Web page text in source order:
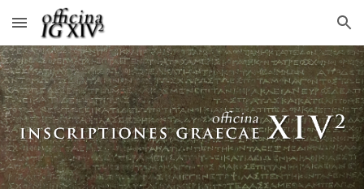
Skip to main content Skip to navigation